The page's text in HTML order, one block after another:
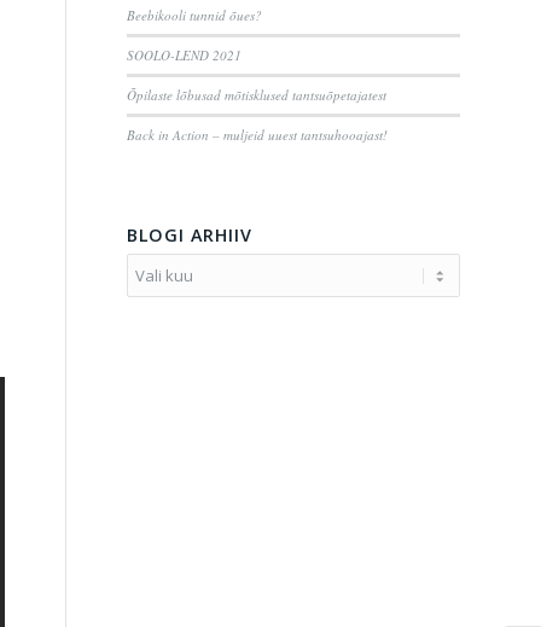
Beebikooli tunnid õues?
SOOLO-LEND 2021
Õpilaste lõbusad mõtisklused tantsuõpetajatest
Back in Action – muljeid uuest tantsuhooajast!
BLOGI ARHIIV